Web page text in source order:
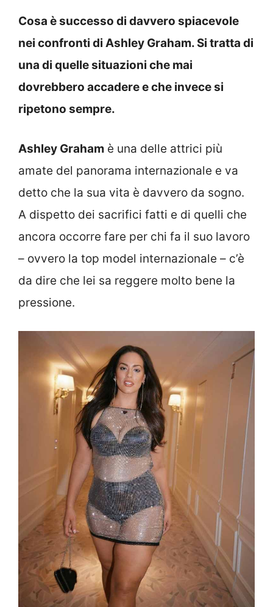
Cosa è successo di davvero spiacevole
nei confronti di Ashley Graham. Si tratta di
una di quelle situazioni che mai
dovrebbero accadere e che invece si
ripetono sempre.
Ashley Graham è una delle attrici più
amate del panorama internazionale e va
detto che la sua vita è davvero da sogno.
A dispetto dei sacrifici fatti e di quelli che
ancora occorre fare per chi fa il suo lavoro
– ovvero la top model internazionale – c’è
da dire che lei sa reggere molto bene la
pressione.